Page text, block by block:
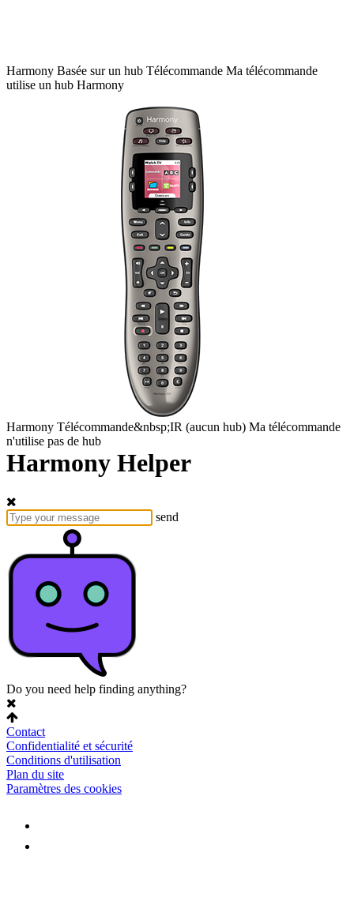
Harmony Basée sur un hub Télécommande Ma télécommande
utilise un hub Harmony
Harmony Télécommande&nbsp;IR (aucun hub) Ma télécommande
n'utilise pas de hub
Harmony Helper
send
Do you need help finding anything?
Contact
Confidentialité et sécurité
Conditions d'utilisation
Plan du site
Paramètres des cookies